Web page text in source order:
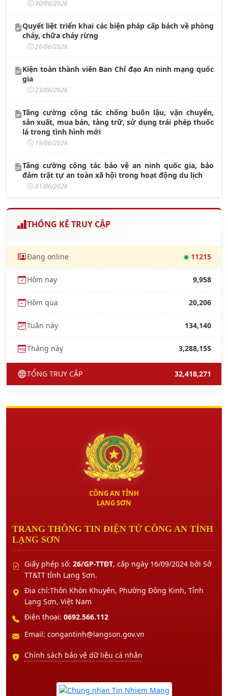
30/06/2026
Quyết liệt triển khai các biện pháp cấp bách về phòng
cháy, chữa cháy rừng
26/06/2026
Kiện toàn thành viên Ban Chỉ đạo An ninh mạng quốc
gia
23/06/2026
Tăng cường công tác chống buôn lậu, vận chuyển,
sản xuất, mua bán, tàng trữ, sử dụng trái phép thuốc
lá trong tình hình mới
19/06/2026
Tăng cường công tác bảo vệ an ninh quốc gia, bảo
đảm trật tự an toàn xã hội trong hoạt động du lịch
01/06/2026
THỐNG KÊ TRUY CẬP
Đang online 11215
Hôm nay 9,958
Hôm qua 20,206
Tuần này 134,140
Tháng này 3,288,155
TỔNG TRUY CẬP 32,418,271
CÔNG AN TỈNH
LẠNG SƠN
TRANG THÔNG TIN ĐIỆN TỬ CÔNG AN TỈNH
LẠNG SƠN
Giấy phép số: 26/GP-TTĐT, cấp ngày 16/09/2024 bởi Sở
TT&TT tỉnh Lạng Sơn.
Địa chỉ:Thôn Khòn Khuyên, Phường Đông Kinh, Tỉnh
Lạng Sơn, Việt Nam
Điện thoại: 0692.566.112
Email: congantinh@langson.gov.vn
Chính sách bảo vệ dữ liệu cá nhân